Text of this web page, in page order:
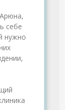
себе
нужно